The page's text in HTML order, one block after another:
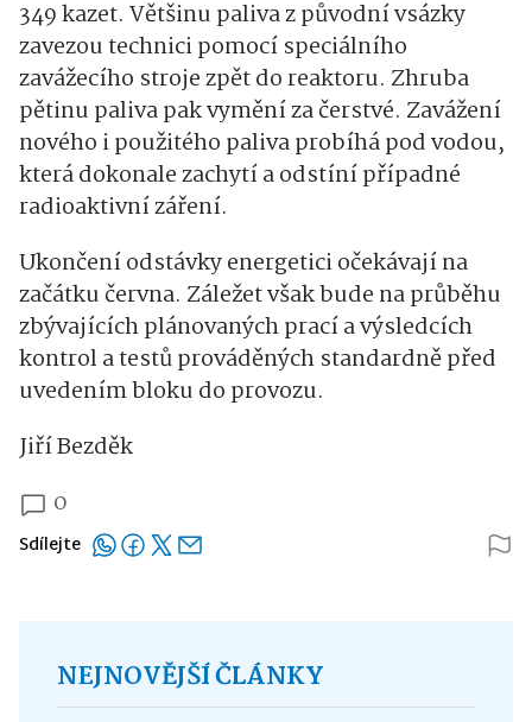
349 kazet. Většinu paliva z původní vsázky
zavezou technici pomocí speciálního
zavážecího stroje zpět do reaktoru. Zhruba
pětinu paliva pak vymění za čerstvé. Zavážení
nového i použitého paliva probíhá pod vodou,
která dokonale zachytí a odstíní případné
radioaktivní záření.
Ukončení odstávky energetici očekávají na
začátku června. Záležet však bude na průběhu
zbývajících plánovaných prací a výsledcích
kontrol a testů prováděných standardně před
uvedením bloku do provozu.
Jiří Bezděk
0
Sdílejte
NEJNOVĚJŠÍ ČLÁNKY